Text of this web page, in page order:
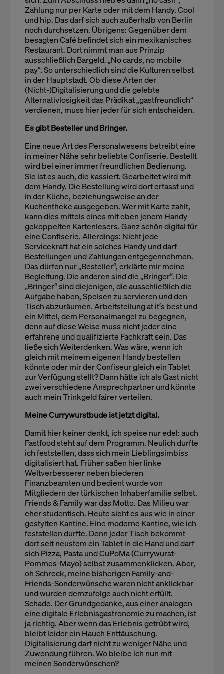
Zahlung nur per Karte oder mit dem Handy. Cool
und hip. Das darf sich auch außerhalb von Berlin
noch durchsetzen. Übrigens: Gegenüber dem
besagten Café befindet sich ein mexikanisches
Restaurant. Dort nimmt man aus Prinzip
ausschließlich Bargeld. „No cards, no mobile
pay“. So unterschiedlich sind die Kulturen selbst
in der Hauptstadt. Ob diese Arten der
(Nicht-)Digitalisierung und die gelebte
Alternativlosigkeit das Prädikat „gastfreundlich“
verdienen, muss hier jeder für sich entscheiden.
Es gibt Besteller und Bringer.
Eine neue Art des Personalwesens betreibt eine
in meiner Nähe sehr beliebte Confiserie. Bestellt
wird bei einer immer freundlichen Bedienung.
Sie ist es auch, die kassiert. Gearbeitet wird mit
dem Handy. Die Bestellung wird dort erfasst und
in der Küche, beziehungsweise an der
Kuchentheke ausgegeben. Wer mit Karte zahlt,
kann dies mittels eines mit eben jenem Handy
gekoppelten Kartenlesers. Ganz schön digital für
eine Confiserie. Allerdings: Nicht jede
Servicekraft hat ein solches Handy und darf
Bestellungen und Zahlungen entgegennehmen.
Das dürfen nur „Besteller“, erklärte mir meine
Begleitung. Die anderen sind die „Bringer“. Die
„Bringer“ sind diejenigen, die ausschließlich die
Aufgabe haben, Speisen zu servieren und den
Tisch abzuräumen. Arbeitsteilung at it‘s best und
ein Mittel, dem Personalmangel zu begegnen,
denn auf diese Weise muss nicht jeder eine
erfahrene und qualifizierte Fachkraft sein. Das
ließe sich Weiterdenken. Was wäre, wenn ich
gleich mit meinem eigenen Handy bestellen
könnte oder mir der Confiseur gleich ein Tablet
zur Verfügung stellt? Dann hätte ich als Gast nicht
zwei verschiedene Ansprechpartner und könnte
auch mein Trinkgeld fairer verteilen.
Meine Currywurstbude ist jetzt digital.
Damit hier keiner denkt, ich speise nur edel: auch
Fastfood steht auf dem Programm. Neulich durfte
ich feststellen, dass sich mein Lieblingsimbiss
digitalisiert hat. Früher saßen hier linke
Weltverbesserer neben biederen
Finanzbeamten und bedient wurde von
Mitgliedern der türkischen Inhaberfamilie selbst.
Friends & Family war das Motto. Das Milieu war
eher studentisch. Heute sieht es aus wie in einer
gestylten Kantine. Eine moderne Kantine, wie ich
feststellen durfte. Denn jeder Tisch bekommt
dort seit neustem ein Tablet in die Hand und darf
sich Pizza, Pasta und CuPoMa (Currywurst-
Pommes-Mayo) selbst zusammenklicken. Aber,
oh Schreck, meine bisherigen Family-and-
Friends-Sonderwünsche waren nicht anklickbar
und wurden demzufolge auch nicht erfüllt.
Schade. Der Grundgedanke, aus einer analogen
eine digitale Erlebnisgastronomie zu machen, ist
ja richtig. Aber wenn das Erlebnis getrübt wird,
bleibt leider ein Hauch Enttäuschung.
Digitalisierung darf nicht zu weniger Nähe und
Zuwendung führen. Wo bleibe ich nun mit
meinen Sonderwünschen?